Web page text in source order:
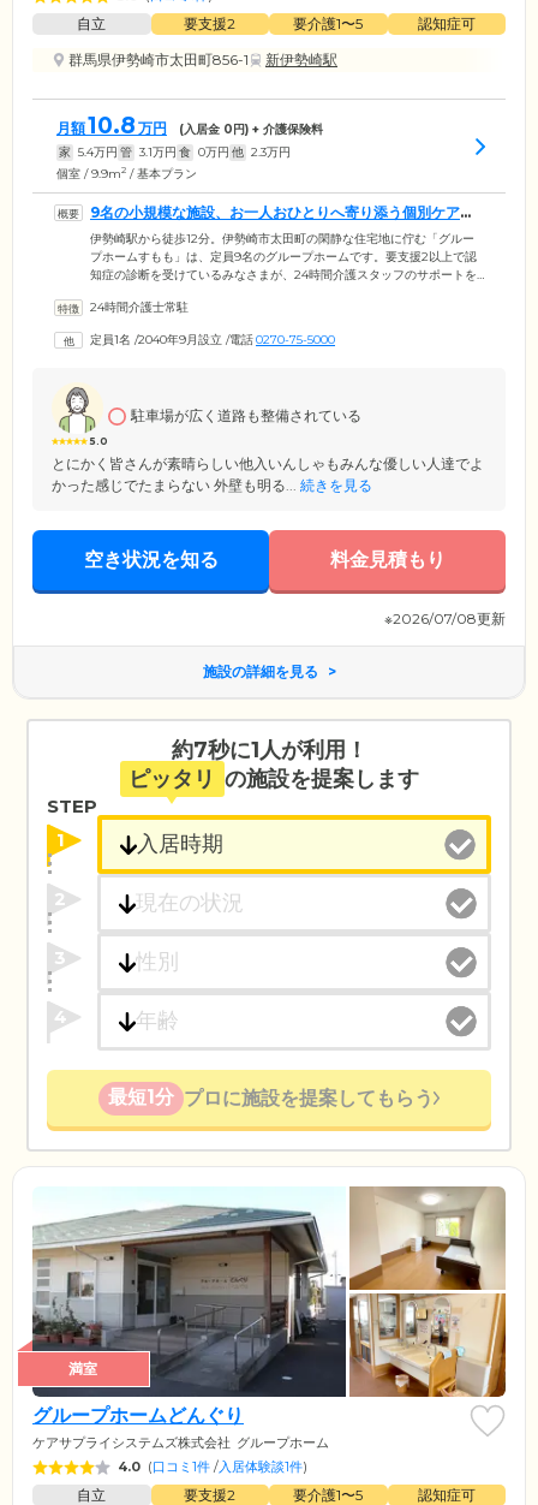
自立 要支援2 要介護1〜5
認知症可
群馬県伊勢崎市太田町856-1
新伊勢崎駅
月額10.8 万円 (入居金 0円) + 介護保険料
家 5.4万円 管 3.1万円 食 0万円 他 2.3万円
個室 / 9.9m2 / 基本プラン
9名の小規模な施設、お一人おひとりへ寄り添う個別ケアを
ご提供します
伊勢崎駅から徒歩12分。伊勢崎市太田町の閑静な住宅地に佇む「グルー
プホームすもも」は、定員9名のグループホームです。要支援2以上で認
知症の診断を受けているみなさまが、24時間介護スタッフのサポートを
居者様お一人おひとりに寄り添ったケアをご提供できることが強み。ご
し、個別ケアへつなげています。当施設では、認知機能の維持・向上の
24時間介護士常駐
定員1名 /2040年9月設立 /電話0270-75-5000
5.0
駐車場が広く道路も整備されている
とにかく皆さんが素晴らしい他入いんしゃもみんな優しい人達でよ
かった感じでたまらない 外壁も明る... 続きを見る
空き状況を知る 料金見積もり
※2026/07/08更新
施設の詳細を見る
約7秒に1人が利用！
ピッタリ の施設を提案します
STEP
1
2
3
4
最短1分 プロに施設を提案してもらう
満室
グループホームどんぐり
ケアサプライシステムズ株式会社 グループホーム
4.0 (口コミ1件 /入居体験談1件)
自立 要支援2 要介護1〜5
認知症可